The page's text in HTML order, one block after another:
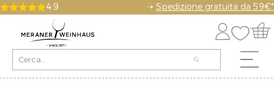
4.9 ➝ Spedizione gratuita da 59€*